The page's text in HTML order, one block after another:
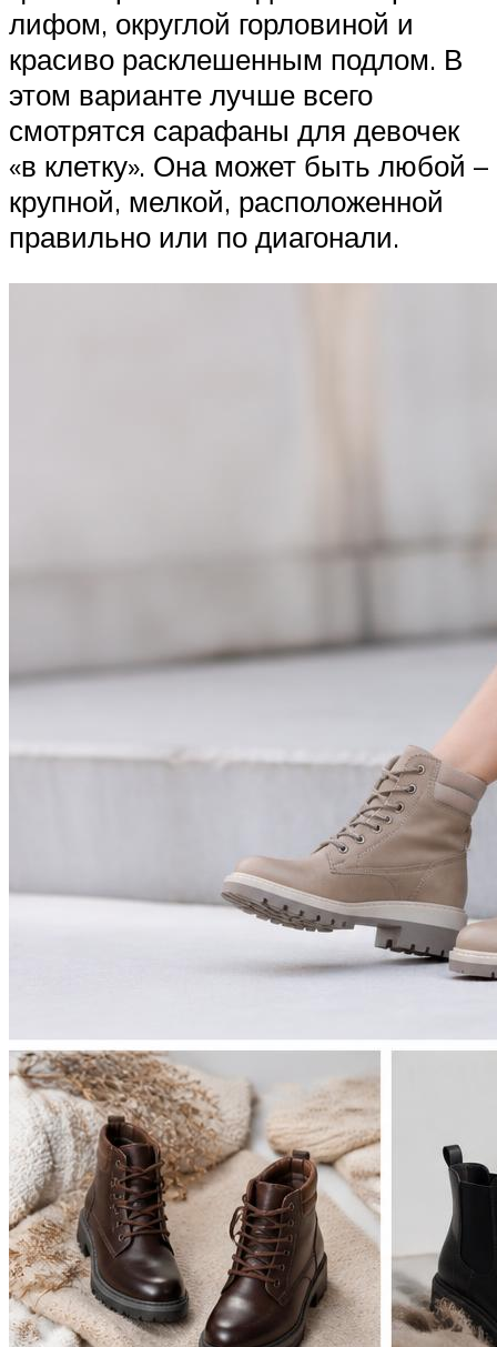
лифом, округлой горловиной и
красиво расклешенным подлом. В
этом варианте лучше всего
смотрятся сарафаны для девочек
«в клетку». Она может быть любой –
крупной, мелкой, расположенной
правильно или по диагонали.